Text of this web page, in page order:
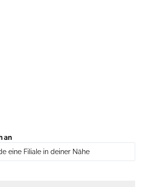
an
eine Filiale in deiner Nähe